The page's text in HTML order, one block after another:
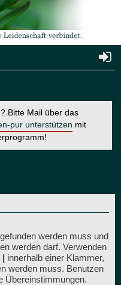
Bitte Mail über das
pur unterstützen mit
werden muss und
werden darf. Verwenden
| innerhalb einer Klammer,
werden muss. Benutzen
Übereinstimmungen.